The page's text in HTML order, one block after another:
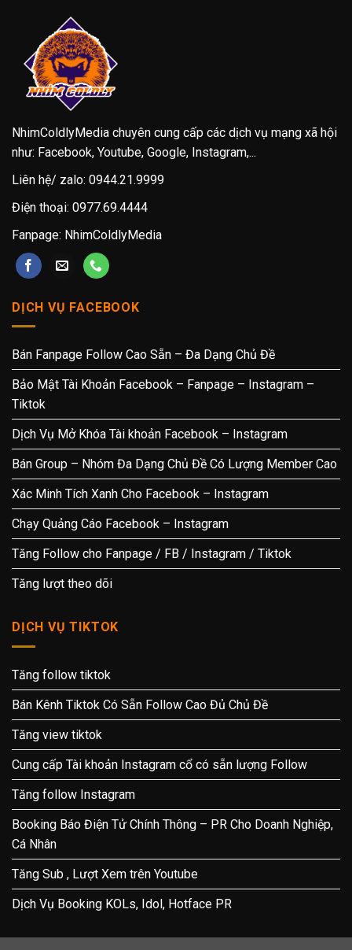
NhimColdlyMedia chuyên cung cấp các dịch vụ mạng xã hội
như: Facebook, Youtube, Google, Instagram,...
Liên hệ/ zalo: 0944.21.9999
Điện thoại: 0977.69.4444
Fanpage: NhimColdlyMedia
DỊCH VỤ FACEBOOK
Bán Fanpage Follow Cao Sẵn – Đa Dạng Chủ Đề
Bảo Mật Tài Khoản Facebook – Fanpage – Instagram –
Tiktok
Dịch Vụ Mở Khóa Tài khoản Facebook – Instagram
Bán Group – Nhóm Đa Dạng Chủ Đề Có Lượng Member Cao
Xác Minh Tích Xanh Cho Facebook – Instagram
Chạy Quảng Cáo Facebook – Instagram
Tăng Follow cho Fanpage / FB / Instagram / Tiktok
Tăng lượt theo dõi
DỊCH VỤ TIKTOK
Tăng follow tiktok
Bán Kênh Tiktok Có Sẵn Follow Cao Đủ Chủ Đề
Tăng view tiktok
Cung cấp Tài khoản Instagram cổ có sẵn lượng Follow
Tăng follow Instagram
Booking Báo Điện Tử Chính Thông – PR Cho Doanh Nghiệp,
Cá Nhân
Tăng Sub , Lượt Xem trên Youtube
Dịch Vụ Booking KOLs, Idol, Hotface PR